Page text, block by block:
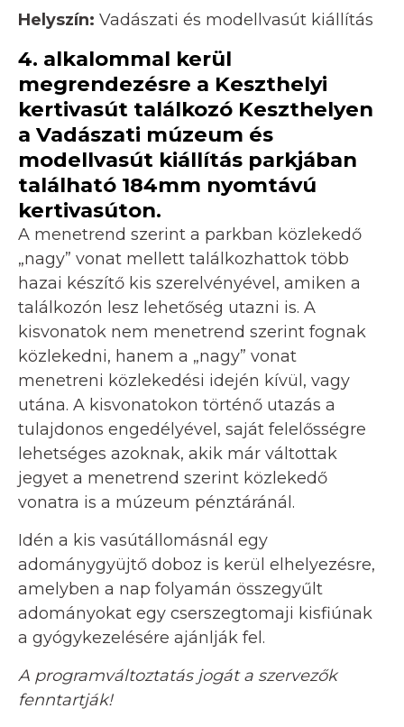
Helyszín: Vadászati és modellvasút kiállítás
4. alkalommal kerül
megrendezésre a Keszthelyi
kertivasút találkozó Keszthelyen
a Vadászati múzeum és
modellvasút kiállítás parkjában
található 184mm nyomtávú
kertivasúton.
A menetrend szerint a parkban közlekedő
„nagy” vonat mellett találkozhattok több
hazai készítő kis szerelvényével, amiken a
találkozón lesz lehetőség utazni is. A
kisvonatok nem menetrend szerint fognak
közlekedni, hanem a „nagy” vonat
menetreni közlekedési idején kívül, vagy
utána. A kisvonatokon történő utazás a
tulajdonos engedélyével, saját felelősségre
lehetséges azoknak, akik már váltottak
jegyet a menetrend szerint közlekedő
vonatra is a múzeum pénztáránál.
Idén a kis vasútállomásnál egy
adománygyüjtő doboz is kerül elhelyezésre,
amelyben a nap folyamán összegyűlt
adományokat egy cserszegtomaji kisfiúnak
a gyógykezelésére ajánlják fel.
A programváltoztatás jogát a szervezők
fenntartják!